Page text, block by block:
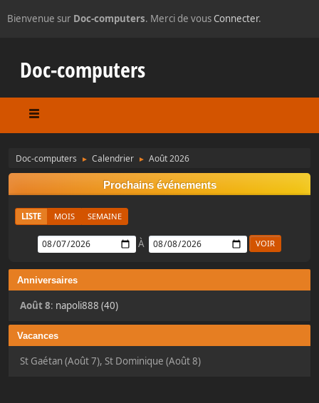
Bienvenue sur Doc-computers. Merci de vousConnecter.
Doc-computers
Doc-computers ► Calendrier ► Août 2026
Prochains événements
LISTE MOIS SEMAINE
À
Anniversaires
Août 8: napoli888 (40)
Vacances
St Gaétan (Août 7), St Dominique (Août 8)